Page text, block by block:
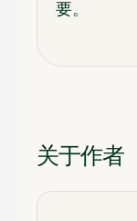
要。
关于作者